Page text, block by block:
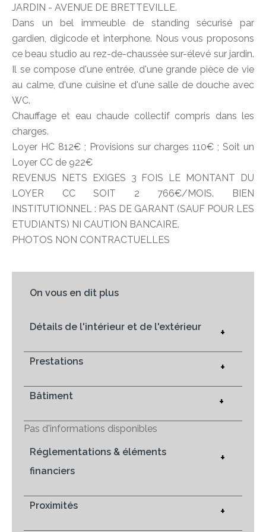
JARDIN - AVENUE DE BRETTEVILLE.
Dans un bel immeuble de standing sécurisé par
gardien, digicode et interphone. Nous vous proposons
ce beau studio au rez-de-chaussée sur-élevé sur jardin.
Il se compose d'une entrée, d'une grande pièce de vie
au calme, d'une cuisine et d'une salle de douche avec
WC.
Chauffage et eau chaude collectif compris dans les
charges.
Loyer HC 812€ ; Provisions sur charges 110€ ; Soit un
Loyer CC de 922€
REVENUS NETS EXIGES 3 FOIS LE MONTANT DU
LOYER CC SOIT 2 766€/MOIS. BIEN
INSTITUTIONNEL : PAS DE GARANT (SAUF POUR LES
ETUDIANTS) NI CAUTION BANCAIRE.
PHOTOS NON CONTRACTUELLES
On vous en dit plus
Détails de l'intérieur et de l'extérieur +
Prestations +
Bâtiment +
Pas d'informations disponibles
Réglementations & éléments
financiers
+
Proximités +